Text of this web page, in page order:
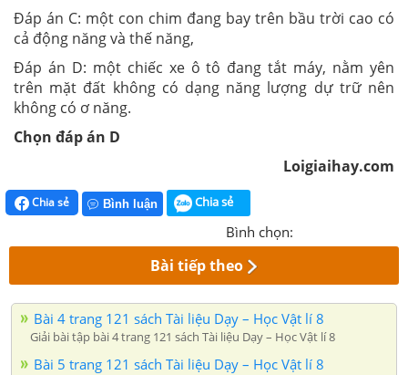
Đáp án C: một con chim đang bay trên bầu trời cao có
cả động năng và thế năng,
Đáp án D: một chiếc xe ô tô đang tắt máy, nằm yên
trên mặt đất không có dạng năng lượng dự trữ nên
không có ơ năng.
Chọn đáp án D
Loigiaihay.com
Chia sẻ Bình luận Chia sẻ
Bình chọn:
Bài tiếp theo
Bài 4 trang 121 sách Tài liệu Dạy – Học Vật lí 8
Giải bài tập bài 4 trang 121 sách Tài liệu Dạy – Học Vật lí 8
Bài 5 trang 121 sách Tài liệu Dạy – Học Vật lí 8